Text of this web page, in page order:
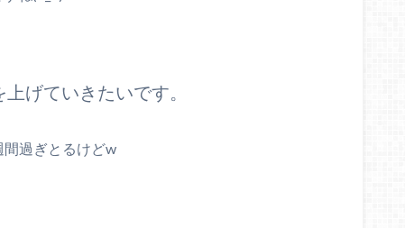
げていきたいです。
過ぎとるけどw